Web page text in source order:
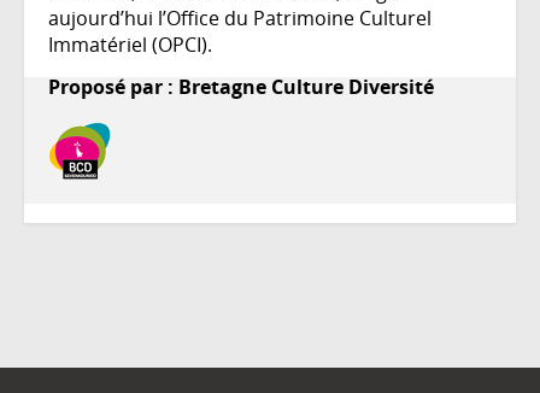
aujourd’hui l’Office du Patrimoine Culturel
Immatériel (OPCI).
Proposé par : Bretagne Culture Diversité